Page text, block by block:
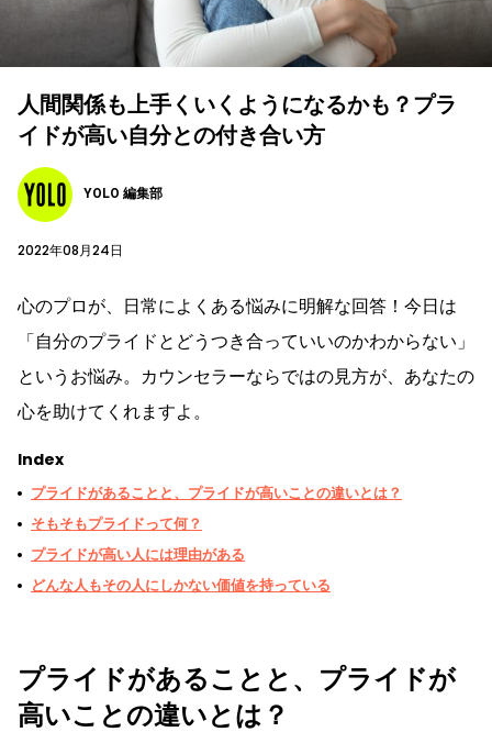
人間関係も上手くいくようになるかも？プラ
イドが高い自分との付き合い方
YOLO 編集部
2022年08月24日
心のプロが、日常によくある悩みに明解な回答！今日は
「自分のプライドとどうつき合っていいのかわからない」
というお悩み。カウンセラーならではの見方が、あなたの
心を助けてくれますよ。
Index
プライドがあることと、プライドが高いことの違いとは？
そもそもプライドって何？
プライドが高い人には理由がある
どんな人もその人にしかない価値を持っている
プライドがあることと、プライドが
高いことの違いとは？